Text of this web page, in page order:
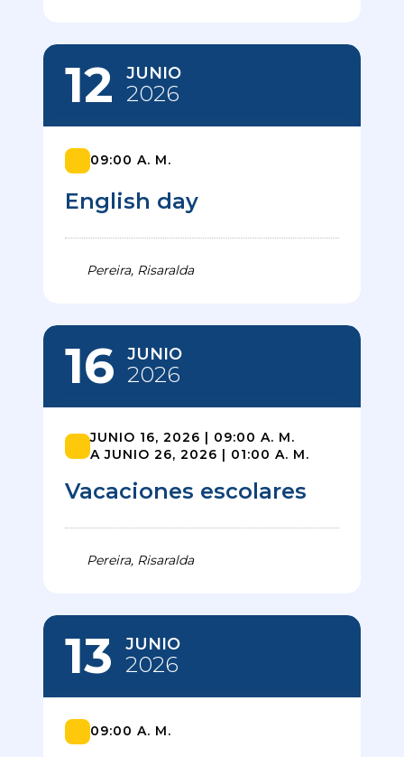
12 JUNIO
2026
09:00 A. M.
English day
Pereira, Risaralda
16 JUNIO
2026
JUNIO 16, 2026 | 09:00 A. M.
A JUNIO 26, 2026 | 01:00 A. M.
Vacaciones escolares
Pereira, Risaralda
13 JUNIO
2026
09:00 A. M.